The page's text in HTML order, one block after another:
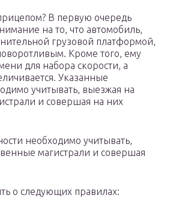
В первую очередь
на то, что автомобиль,
грузовой платформой,
Кроме того, ему
для набора скорости, а
Указанные
учитывать, выезжая на
и совершая на них
необходимо учитывать,
магистрали и совершая
о следующих правилах: